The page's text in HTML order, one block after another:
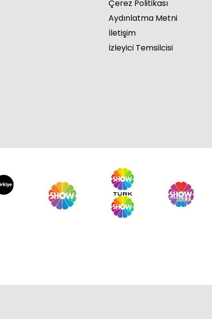
Çerez Politikası
Aydınlatma Metni
İletişim
İzleyici Temsilcisi